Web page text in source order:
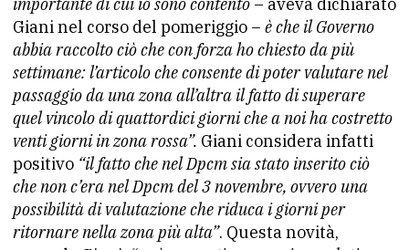
importante di cui io sono contento – aveva dichiarato
Giani nel corso del pomeriggio – è che il Governo
abbia raccolto ciò che con forza ho chiesto da più
settimane: l’articolo che consente di poter valutare nel
passaggio da una zona all’altra il fatto di superare
quel vincolo di quattordici giorni che a noi ha costretto
venti giorni in zona rossa”. Giani considera infatti
positivo “il fatto che nel Dpcm sia stato inserito ciò
che non c’era nel Dpcm del 3 novembre, ovvero una
possibilità di valutazione che riduca i giorni per
ritornare nella zona più alta”. Questa novità,